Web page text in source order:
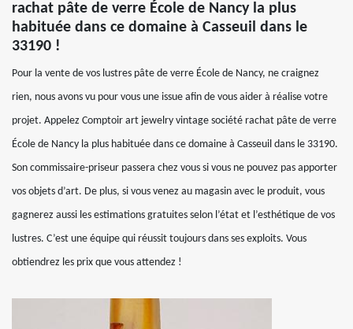
rachat pâte de verre École de Nancy la plus
habituée dans ce domaine à Casseuil dans le
33190 !
Pour la vente de vos lustres pâte de verre École de Nancy, ne craignez
rien, nous avons vu pour vous une issue afin de vous aider à réalise votre
projet. Appelez Comptoir art jewelry vintage société rachat pâte de verre
École de Nancy la plus habituée dans ce domaine à Casseuil dans le 33190.
Son commissaire-priseur passera chez vous si vous ne pouvez pas apporter
vos objets d’art. De plus, si vous venez au magasin avec le produit, vous
gagnerez aussi les estimations gratuites selon l’état et l’esthétique de vos
lustres. C’est une équipe qui réussit toujours dans ses exploits. Vous
obtiendrez les prix que vous attendez !